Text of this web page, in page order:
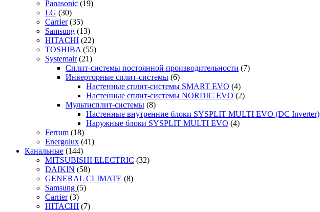
Panasonic (19)
LG (30)
Carrier (35)
Samsung (13)
HITACHI (22)
TOSHIBA (55)
Systemair (21)
Сплит-системы постоянной производительности (7)
Инверторные сплит-системы (6)
Настенные сплит-системы SMART EVO (4)
Настенные сплит-системы NORDIC EVO (2)
Мультисплит-системы (8)
Настенные внутренние блоки SYSPLIT MULTI EVO (DC Inverter)
Наружные блоки SYSPLIT MULTI EVO (4)
Ferrum (18)
Energolux (41)
Канальные (144)
MITSUBISHI ELECTRIC (32)
DAIKIN (58)
GENERAL CLIMATE (8)
Samsung (5)
Carrier (3)
HITACHI (7)